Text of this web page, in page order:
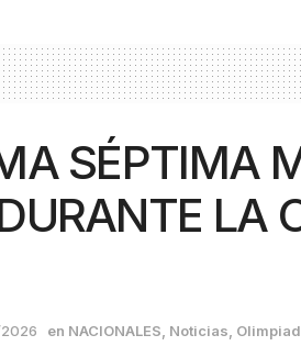
SÉPTIMA
LA
en NACIONALES Noticias